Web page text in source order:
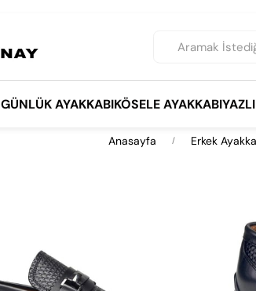
GÜNLÜK AYAKKABIKÖSELE AYAKKABI
Anasayfa Erkek